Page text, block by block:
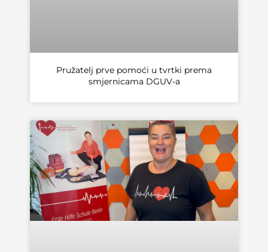
Pružatelj prve pomoći u tvrtki prema
smjernicama DGUV-a